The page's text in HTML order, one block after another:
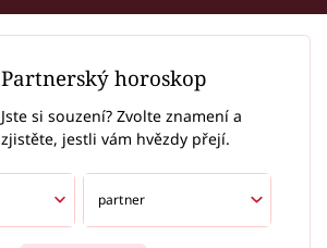
Partnerský horoskop
Jste si souzení? Zvolte znamení a
zjistěte, jestli vám hvězdy přejí.